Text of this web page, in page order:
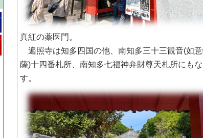
真紅の薬医門。
遍照寺は知多四国の他、南知多三十三観音(如
薩)十四番札所、南知多七福神弁財尊天札所にも
す。